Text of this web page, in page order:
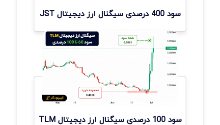
سود 400 درصدی سیگنال ارز دیجیتال JST
سود 100 درصدی سیگنال ارز دیجیتال TLM